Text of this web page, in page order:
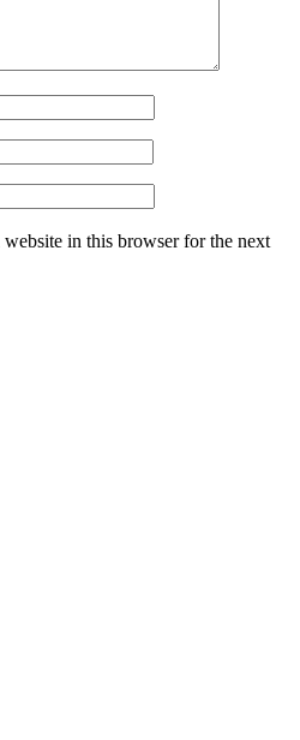
website in this browser for the next